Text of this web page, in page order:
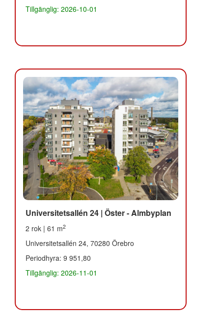
Tillgänglig: 2026-10-01
Universitetsallén 24 | Öster - Almbyplan
2 rok | 61 m2
Universitetsallén 24, 70280 Örebro
Periodhyra: 9 951,80
Tillgänglig: 2026-11-01